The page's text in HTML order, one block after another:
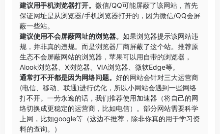
建议用手机浏览器打开。 微信/QQ可能屏蔽了该网站，首先
保证网址是从浏览器/手机浏览器打开的，因为微信/QQ会屏
蔽一些站。
建议使用不会屏蔽网址的浏览器。 如果浏览器提示该网站违
规，并非真的违规。而是浏览器厂商屏蔽了这个站。推荐原
生态不会屏蔽网站的浏览器，苹果可以用自带的浏览器，
Alook浏览器
X浏览器 VIA浏览器 微软Edge等。
通常打不开都是因为网络问题。 好的网站会针对三大运营商
(电信、移动、联通)进行优化，所以小网站会遇到一些网络
打不开。一劳永逸的话，我们推荐使用加速器（将自己的网
络切换成更稳定的运营商，比如电信）。部分网站需要科学
上网，比如google等（这边不推荐，除非你真的用于学习资
料的查询。）